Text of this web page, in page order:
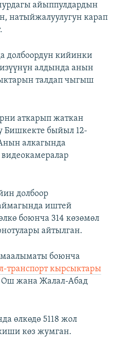
айыппулдардын
натыйжалуулугун карап
долбоордун кийинки
алдында анын
талдап чыгыш
аткарып жаткан
Бишкекте быйыл 12-
алкагында
видеокамералар
долбоор
иштей
боюнча 314 көзөмөл
айтылган.
боюнча
транспорт кырсыктары
жана Жалал-Абад
өлкөдө 5118 жол
көз жумган.